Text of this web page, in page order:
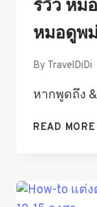
รีวิว หม
หมอดูพ
By TravelDiDi
หากพูดถึง
READ MORE